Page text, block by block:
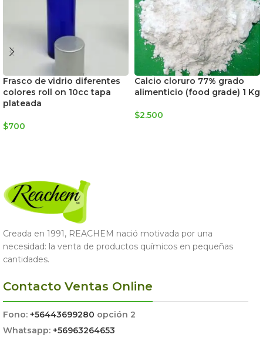
Frasco de vidrio diferentes
colores roll on 10cc tapa
plateada
$700
Calcio cloruro 77% grado
alimenticio (food grade) 1 Kg
$2.500
Creada en 1991, REACHEM nació motivada por una
necesidad: la venta de productos químicos en pequeñas
cantidades.
Contacto Ventas Online
Fono: +56443699280 opción 2
Whatsapp: +56963264653